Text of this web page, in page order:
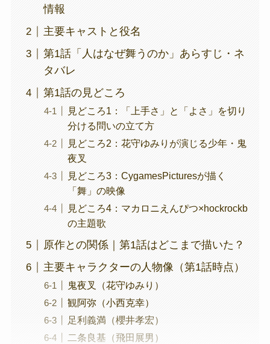
情報
主要キャストと役名
第1話「人はなぜ舞うのか」あらすじ・ネ
タバレ
第1話の見どころ
見どころ1：「上手さ」と「よさ」を切り
分ける問いの立て方
見どころ2：花守ゆみりが演じる少年・鬼
夜叉
見どころ3：CygamesPicturesが描く
「舞」の映像
見どころ4：マカロニえんぴつ×hockrockb
の主題歌
原作との関係｜第1話はどこまで描いた？
主要キャラクターの人物像（第1話時点）
鬼夜叉（花守ゆみり）
観阿弥（小西克幸）
足利義満（櫻井孝宏）
二条良基（飛田展男）